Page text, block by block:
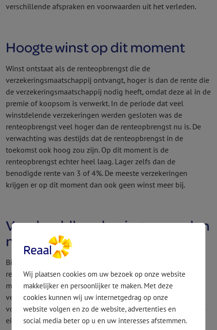
Wij plaatsen cookies om uw bezoek op onze website
makkelijker en persoonlijker te maken. Met deze
cookies kunnen wij uw internetgedrag op onze
website volgen en zo de website, advertenties en
social media beter op u en uw interesses afstemmen.
verschillende afspraken en voor­waarden uit het verleden.
Hoogte winst op dit moment
Winst ontstaat als de renteopbrengst die de
verzekeringsmaatschappij ontvangt, hoger is dan de rente die
de verzekeringsmaatschappij nodig heeft, omdat deze al in de
premie of koopsom is verwerkt. In de periode dat veel
winstdelende verzekeringen werden gesloten was de
renteopbrengst veel hoger dan de renteopbrengst nu is. De
verwachting was destijds dat de renteopbrengst in de
toekomst ook hoog zou zijn. Op dit moment is de
renteopbrengst echter heel laag. Lager zelfs dan de
benodigde rente van 3 of 4%. De meeste verzekeringen
krijgen er op dit moment dan ook geen winst meer bij.
Voorbeeldbe­rekeningen worden
niet gehaald
Bij het afsluiten van een verzekering zijn vaak voorbeeldbe­
rekeningen gemaakt van het verzekerde bedrag verhoogd
met winst­bedragen op de einddatum. Is dit voor jouw
verzekering ook gebeurd? Mogelijk worden deze
voorbeeldbe­rekeningen niet gehaald. Kun je daardoor op de
einddatum niet je volledige hypotheek aflossen of dreigt er